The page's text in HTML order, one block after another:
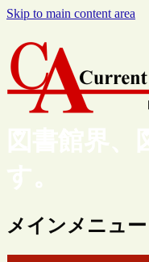
Skip to main content area
図書館界
す。
メインメニュー